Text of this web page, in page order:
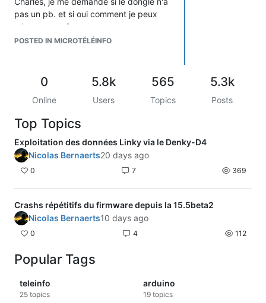
pas un pb. et si oui comment je peux
m'en assurer ?
Les led sur le dongle doivent elle être
merci pour le coup de main et pour vos
deux projets.
POSTED IN MICROTÉLÉINFO
0
Online
5.8k
Users
565
Topics
5.3k
Posts
Top Topics
Exploitation des données Linky via le Denky-D4
Nicolas Bernaerts20 days ago
0 7 369
Crashs répétitifs du firmware depuis la 15.5beta2
Nicolas Bernaerts10 days ago
0 4 112
Popular Tags
teleinfo
25 topics
arduino
19 topics